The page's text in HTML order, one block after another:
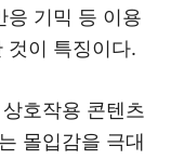
응 기믹 등 이용
것이 특징이다.
호작용 콘텐츠
몰입감을 극대